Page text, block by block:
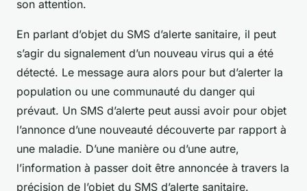
son attention.
En parlant d’objet du SMS d’alerte sanitaire, il peut
s’agir du signalement d’un nouveau virus qui a été
détecté. Le message aura alors pour but d’alerter la
population ou une communauté du danger qui
prévaut. Un SMS d’alerte peut aussi avoir pour objet
l’annonce d’une nouveauté découverte par rapport à
une maladie. D’une manière ou d’une autre,
l’information à passer doit être annoncée à travers la
précision de l’objet du SMS d’alerte sanitaire.